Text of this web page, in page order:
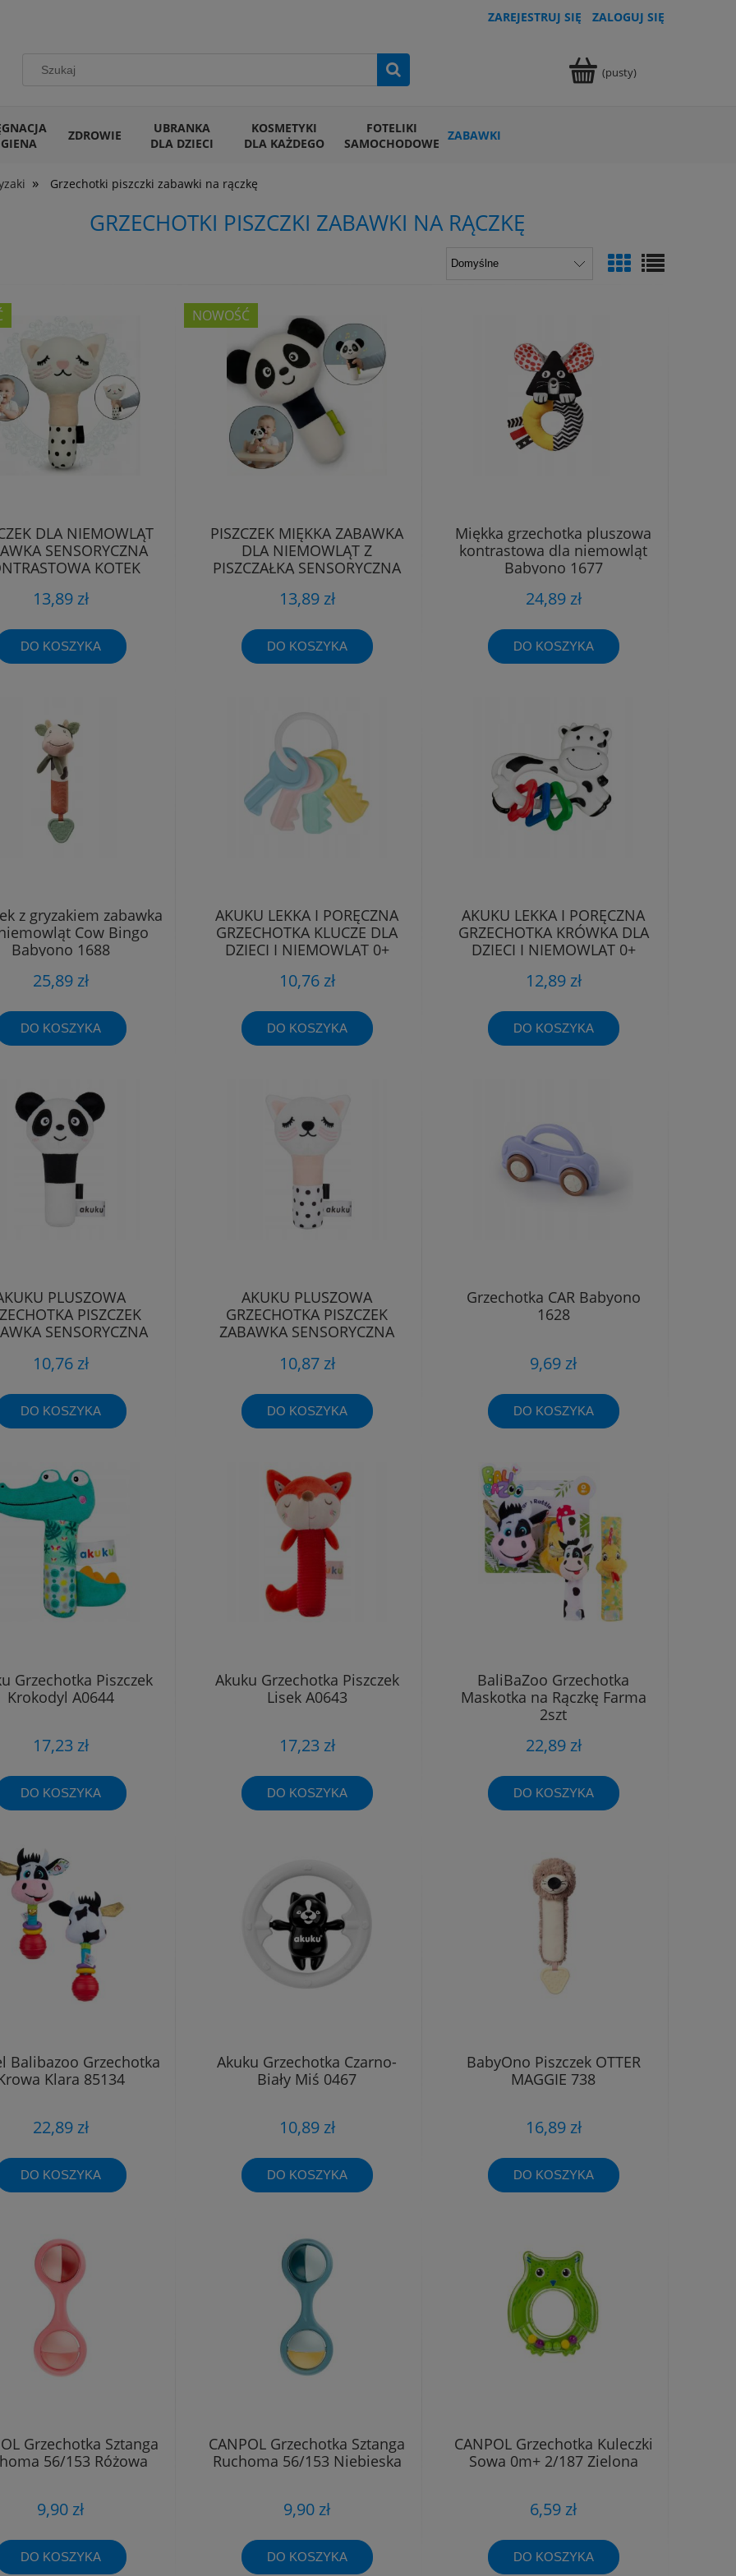
ZAREJESTRUJ SIĘ ZALOGUJ SIĘ
(pusty)
ZDROWIE
UBRANKA
DLA DZIECI
KOSMETYKI
DLA KAŻDEGO
FOTELIKI
SAMOCHODOWE ZABAWKI
» Grzechotki piszczki zabawki na rączkę
GRZECHOTKI PISZCZKI ZABAWKI NA RĄCZKĘ
DLA NIEMOWLĄT
SENSORYCZNA
KOTEK
13,89 zł
DO KOSZYKA
PISZCZEK MIĘKKA ZABAWKA
DLA NIEMOWLĄT Z
PISZCZAŁKĄ SENSORYCZNA
13,89 zł
DO KOSZYKA
NOWOŚĆ
Miękka grzechotka pluszowa
kontrastowa dla niemowląt
Babyono 1677
24,89 zł
DO KOSZYKA
z gryzakiem zabawka
Cow Bingo
Babyono 1688
25,89 zł
DO KOSZYKA
AKUKU LEKKA I PORĘCZNA
GRZECHOTKA KLUCZE DLA
DZIECI I NIEMOWLĄT 0+
10,76 zł
DO KOSZYKA
AKUKU LEKKA I PORĘCZNA
GRZECHOTKA KRÓWKA DLA
DZIECI I NIEMOWLĄT 0+
12,89 zł
DO KOSZYKA
PLUSZOWA
PISZCZEK
SENSORYCZNA
10,76 zł
DO KOSZYKA
AKUKU PLUSZOWA
GRZECHOTKA PISZCZEK
ZABAWKA SENSORYCZNA
10,87 zł
DO KOSZYKA
Grzechotka CAR Babyono
1628
9,69 zł
DO KOSZYKA
Grzechotka Piszczek
Krokodyl A0644
17,23 zł
DO KOSZYKA
Akuku Grzechotka Piszczek
Lisek A0643
17,23 zł
DO KOSZYKA
BaliBaZoo Grzechotka
Maskotka na Rączkę Farma
2szt
22,89 zł
DO KOSZYKA
Balibazoo Grzechotka
Klara 85134
22,89 zł
DO KOSZYKA
Akuku Grzechotka Czarno-
Biały Miś 0467
10,89 zł
DO KOSZYKA
BabyOno Piszczek OTTER
MAGGIE 738
16,89 zł
DO KOSZYKA
Grzechotka Sztanga
56/153 Różowa
9,90 zł
DO KOSZYKA
CANPOL Grzechotka Sztanga
Ruchoma 56/153 Niebieska
9,90 zł
DO KOSZYKA
CANPOL Grzechotka Kuleczki
Sowa 0m+ 2/187 Zielona
6,59 zł
DO KOSZYKA